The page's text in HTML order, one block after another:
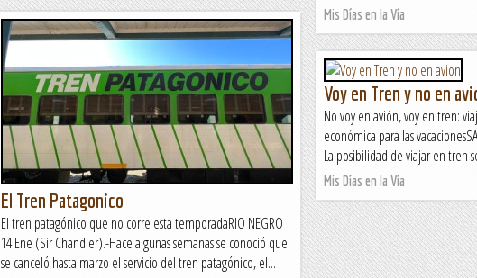
Mis Días en la Vía
El Tren Patagonico
El tren patagónico que no corre esta temporadaRIO NEGRO
14 Ene (Sir Chandler).-Hace algunas semanas se conoció que
se canceló hasta marzo el servicio del tren patagónico, el...
Voy en Tren y no en
No voy en avión, voy en tren:
económica para las
La posibilidad de viajar en tren
Mis Días en la Vía